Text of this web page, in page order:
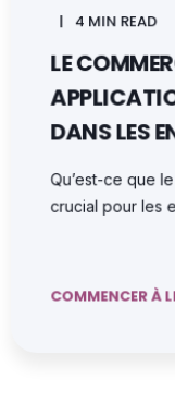
4 MIN READ
LE
DANS LES
Qu’est-ce que
crucial pour les
COMMENCER À